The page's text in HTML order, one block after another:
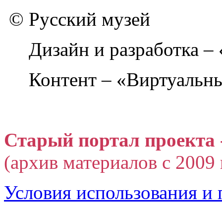
© Русский музей
Дизайн и разработка
Контент –
Старый портал
(архив материалов с
Условия использования